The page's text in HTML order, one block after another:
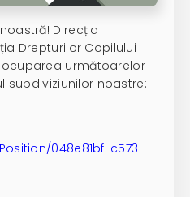
Direcția
Drepturilor Copilului
următoarelor
subdiviziunilor noastre:
048e81bf-c573-